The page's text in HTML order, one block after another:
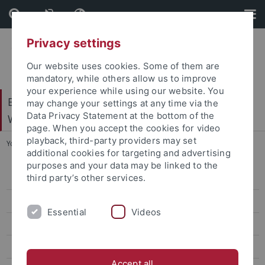
Skip
to
content
Skip
to
footer
Exzellenzcluster – Maschinelles Lernen für die
Wissenschaft
You are here: Startseite ... Innovation Fund Projekte
Forschungsbereiche
Privacy settings
Our website uses cookies. Some of them are
mandatory, while others allow us to improve
your experience while using our website. You
may change your settings at any time via the
Data Privacy Statement at the bottom of the
page. When you accept the cookies for video
playback, third-party providers may set
additional cookies for targeting and advertising
purposes and your data may be linked to the
third party’s other services.
Essential Videos